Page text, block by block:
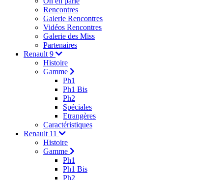
Rencontres
Galerie Rencontres
Vidéos Rencontres
Galerie des Miss
Partenaires
Renault 9
Histoire
Gamme
Ph1
Ph1 Bis
Ph2
Spéciales
Etrangères
Caractéristiques
Renault 11
Histoire
Gamme
Ph1
Ph1 Bis
Ph2